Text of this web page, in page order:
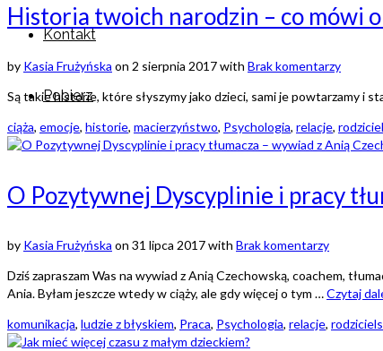
Kontakt
Pobierz
Historia twoich narodzin – co mówi
by Kasia Frużyńska on 2 sierpnia 2017with Brak komentarzy
Są takie historie, które słyszymy jako dzieci, sami je powtarzamy i
ciąża, emocje, historie, macierzyństwo, Psychologia, relacje,
O Pozytywnej Dyscyplinie i pracy
by Kasia Frużyńska on 31 lipca 2017with Brak komentarzy
Dziś zapraszam Was na wywiad z Anią Czechowską, coachem,
Ania. Byłam jeszcze wtedy w ciąży, ale gdy więcej o tym …Czytaj
komunikacja, ludzie z błyskiem, Praca, Psychologia, relacje,